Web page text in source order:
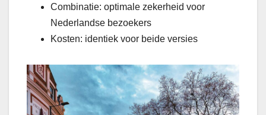
Combinatie: optimale zekerheid voor
Nederlandse bezoekers
Kosten: identiek voor beide versies